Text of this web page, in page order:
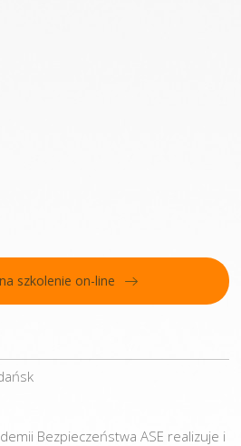
szkolenie on-line
Bezpieczeństwa ASE realizuje i